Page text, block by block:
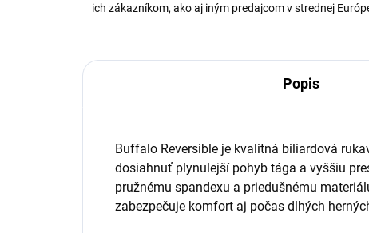
ich zákazníkom, ako aj iným predajcom v strednej
Popis
Buffalo Reversible je kvalitná biliardová
dosiahnuť plynulejší pohyb tága a vyššiu
pružnému spandexu a priedušnému
zabezpečuje komfort aj počas dlhých